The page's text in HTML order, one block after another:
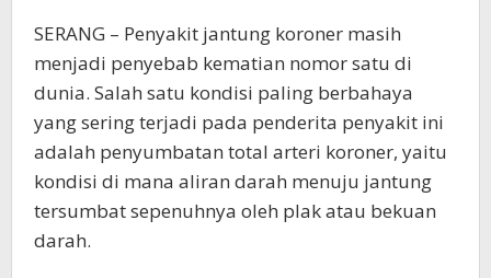
SERANG – Penyakit jantung koroner masih
menjadi penyebab kematian nomor satu di
dunia. Salah satu kondisi paling berbahaya
yang sering terjadi pada penderita penyakit ini
adalah penyumbatan total arteri koroner, yaitu
kondisi di mana aliran darah menuju jantung
tersumbat sepenuhnya oleh plak atau bekuan
darah.